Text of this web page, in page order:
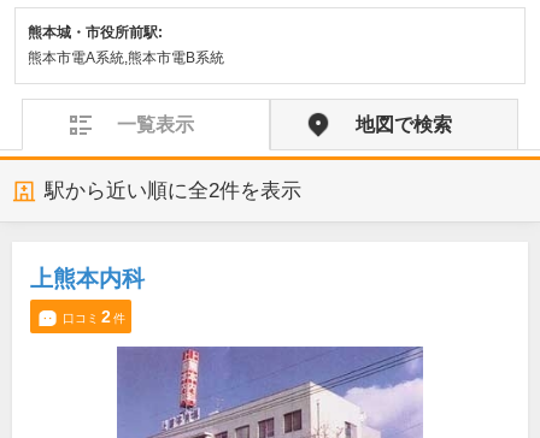
熊本城・市役所前駅:
熊本市電A系統,熊本市電B系統
一覧表示 地図で検索
駅から近い順に全2件を表示
上熊本内科
口コミ 2件